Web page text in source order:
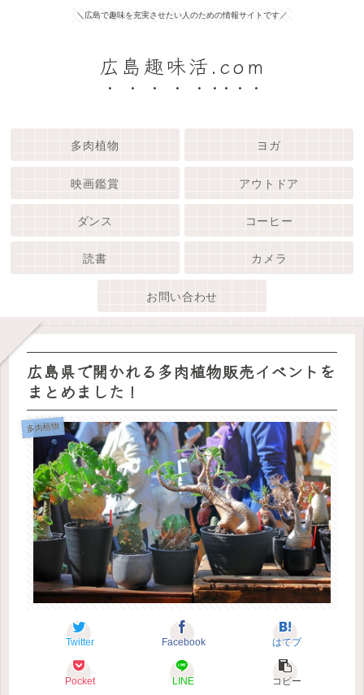
＼広島で趣味を充実させたい人のための情報サイトです／
広島趣味活.com
多肉植物 ヨガ
映画鑑賞 アウトドア
ダンス コーヒー
読書 カメラ
お問い合わせ
広島県で開かれる多肉植物販売イベントを
まとめました！
多肉植物
Twitter Facebook はてブ
Pocket LINE コピー